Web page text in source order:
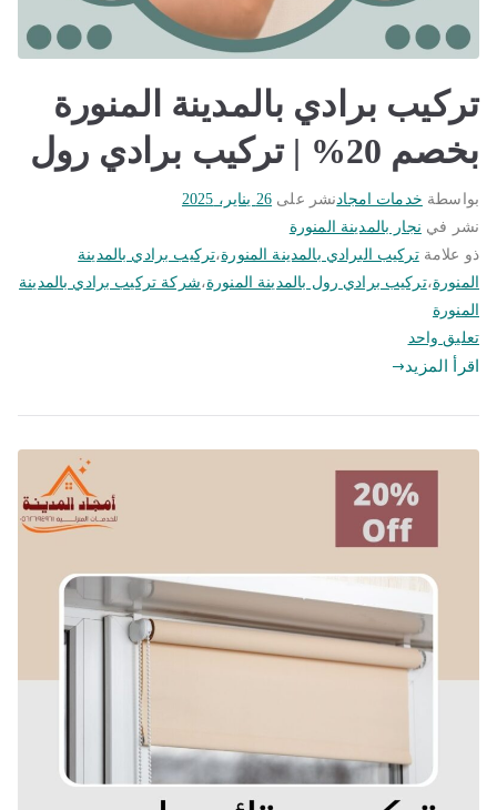
تركيب برادي بالمدينة المنورة
بخصم 20% | تركيب برادي رول
بواسطة خدمات امجادنشر على 26 يناير، 2025
نشر في نجار بالمدينة المنورة
ذو علامةتركيب البرادي بالمدينة المنورة،تركيب برادي بالمدينة
المنورة،تركيب برادي رول بالمدينة المنورة،شركة تركيب برادي بالمدينة
المنورة
تعليق واحد
تركيب
بالمدينة
المنورة
بخصم
20%
|
برادي
رول
اقرأ المزيد